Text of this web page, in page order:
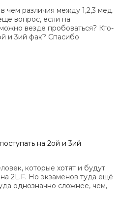
чем различия между 1,2,3 мед.
вопрос, если на
везде пробоваться? Кто-
и 3ий фак? Спасибо
на 2ой и 3ий
которые хотят и будут
2L.F. Но экзаменов туда ещё
однозначно сложнее, чем,